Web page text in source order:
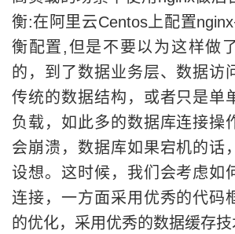
衡:在阿里云Centos上配置
衡配置,但是不要以为这样做
的，到了数据业务层、数据访
传统的数据结构，或者只是单
负载，如此多的数据库连接操
会崩溃，数据库如果宕机的话
设想。这时候，我们会考虑如
连接，一方面采用优秀的代码
的优化，采用优秀的数据缓存